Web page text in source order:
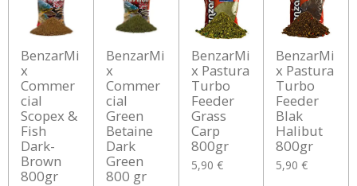
BenzarMi
x
Commer
cial
Scopex &
Fish
Dark-
Brown
800gr
BenzarMi
x
Commer
cial
Green
Betaine
Dark
Green
800 gr
BenzarMi
x Pastura
Turbo
Feeder
Grass
Carp
800gr
5,90 €
BenzarMi
x Pastura
Turbo
Feeder
Blak
Halibut
800gr
5,90 €